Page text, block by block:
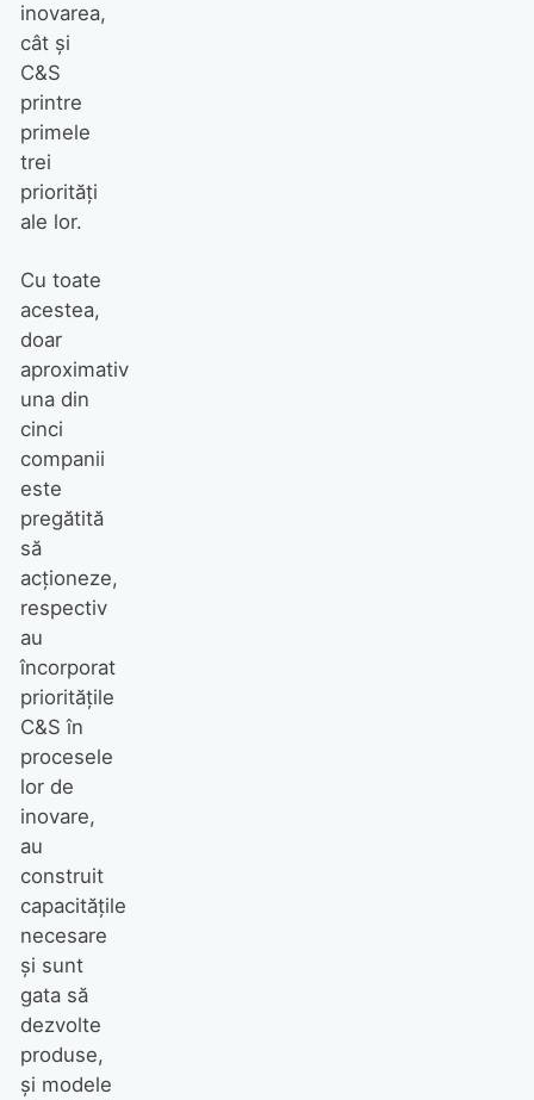
inovarea,
cât și
C&S
printre
primele
trei
priorități
ale lor.
Cu toate
acestea,
doar
aproximativ
una din
cinci
companii
este
pregătită
să
acționeze,
respectiv
au
încorporat
prioritățile
C&S în
procesele
lor de
inovare,
au
construit
capacitățile
necesare
și sunt
gata să
dezvolte
produse,
și modele